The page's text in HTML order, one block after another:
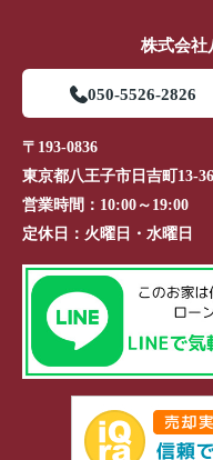
株式会社
050-5526-2826
〒193-0836
東京都八王子市日吉町13-36
営業時間： 10:00～19:00
定休日： 火曜日・水曜日